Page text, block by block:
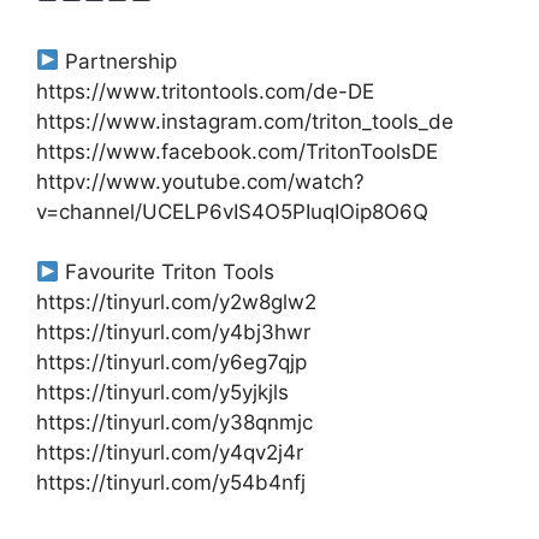
Partnership
https://www.tritontools.com/de-DE
https://www.instagram.com/triton_tools_de
https://www.facebook.com/TritonToolsDE
httpv://www.youtube.com/watch?
v=channel/UCELP6vIS4O5PIuqIOip8O6Q
Favourite Triton Tools
https://tinyurl.com/y2w8glw2
https://tinyurl.com/y4bj3hwr
https://tinyurl.com/y6eg7qjp
https://tinyurl.com/y5yjkjls
https://tinyurl.com/y38qnmjc
https://tinyurl.com/y4qv2j4r
https://tinyurl.com/y54b4nfj